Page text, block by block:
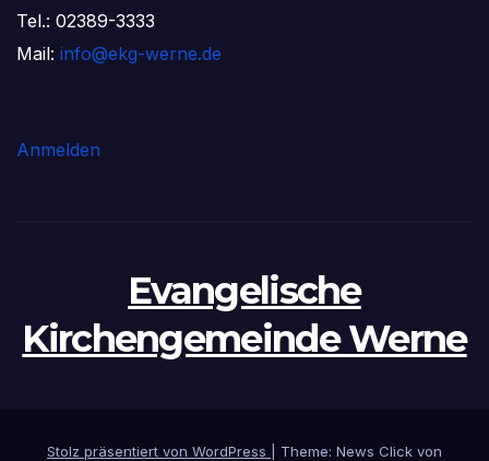
Tel.: 02389-3333
Mail: info@ekg-werne.de
Anmelden
Evangelische
Kirchengemeinde Werne
Stolz präsentiert von WordPress
Theme: News Click von